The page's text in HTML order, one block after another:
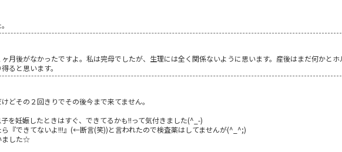
月後がなかったですよ。私は完母でしたが、生理には全く関係ないように思います。産後はまだ何かとホ
ると思います。
どその２回きりでその後今まで来てません。
を妊娠したときはすぐ、できてるかも!!って気付きました(^_-)
『できてないよ!!!』(←断言(笑))と言われたので検査薬はしてませんが(^_^;)
ました☆